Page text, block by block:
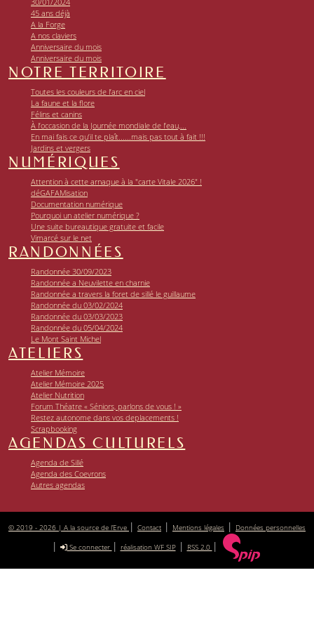
45 ans déjà
A la Forge
A nos claviers
Anniversaire du mois
Anniversaire du mois
NOTRE TERRITOIRE
Toutes les couleurs de l’arc en ciel
La faune et la flore
Félins et canins
À l’occasion de la Journée mondiale de l’eau,...
En mai fais ce qu’il te plaît......mais pas tout à fait !!!
Jardins et vergers
NUMÉRIQUES
Attention à cette arnaque à la "carte Vitale 2026" !
déGAFAMisation
Documentation numérique
Pourquoi un atelier numérique ?
Une suite bureautique gratuite et facile
Vimarcé sur le net
RANDONNÉES
Randonnée 30/09/2023
Randonnée a Neuvilette en charnie
Randonnée a travers la foret de sillé le guillaume
Randonnée du 03/02/2024
Randonnée du 03/03/2023
Randonnée du 05/04/2024
Le Mont Saint Michel
ATELIERS
Atelier Mémoire
Atelier Mémoire 2025
Atelier Nutrition
Forum Théatre « Séniors, parlons de vous ! »
Restez autonome dans vos deplacements !
Scrapbooking
AGENDAS CULTURELS
Agenda de Sillé
Agenda des Coevrons
Autres agendas
© 2019 - 2026 | A la source de l’Erve | Contact | Mentions légales | Données personnelles
| Se connecter | réalisation WF SIP| RSS 2.0 |